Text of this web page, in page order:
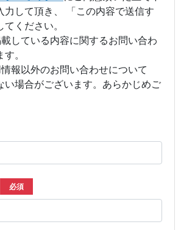
力して頂き、 「この内容で送信す
ください。
している内容に関するお問い合わ
。
報以外のお問い合わせについて
い場合がございます。あらかじめご
必須